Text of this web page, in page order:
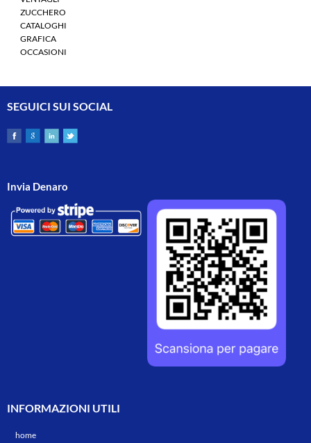
ZUCCHERO
CATALOGHI
GRAFICA
OCCASIONI
SEGUICI SUI SOCIAL
Invia Denaro
INFORMAZIONI UTILI
home